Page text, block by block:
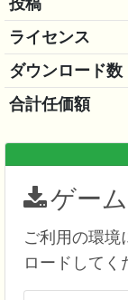
ライセンス
ダウンロード数
合計任価額
ゲー
ご利用の環境
ロードしてく